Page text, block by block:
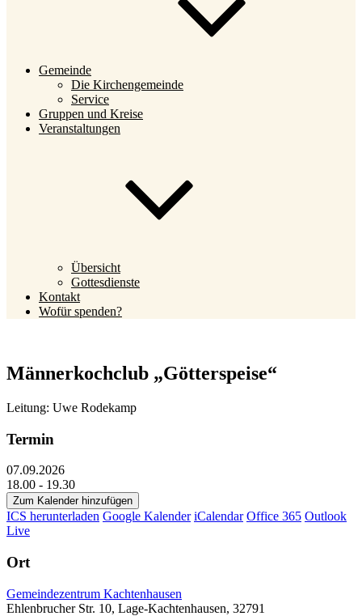
Gemeinde
Die Kirchengemeinde
Service
Gruppen und Kreise
Veranstaltungen
Übersicht
Gottesdienste
Kontakt
Wofür spenden?
Männerkochclub „Götterspeise“
Leitung: Uwe Rodekamp
Termin
07.09.2026
18.00 - 19.30
Zum Kalender hinzufügen
ICS herunterladen Google Kalender iCalendar Office 365 Outlook
Live
Ort
Gemeindezentrum Kachtenhausen
Ehlenbrucher Str. 10, Lage-Kachtenhausen, 32791